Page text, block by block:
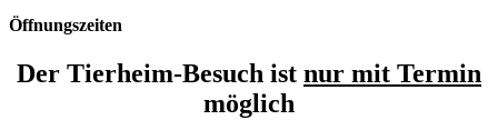
Öffnungszeiten
Der Tierheim-Besuch ist nur mit Termin
möglich